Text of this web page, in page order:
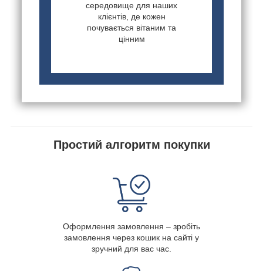
середовище для наших
клієнтів, де кожен
почувається вітаним та
цінним
Простий алгоритм покупки
Оформлення замовлення – зробіть
замовлення через кошик на сайті у
зручний для вас час.